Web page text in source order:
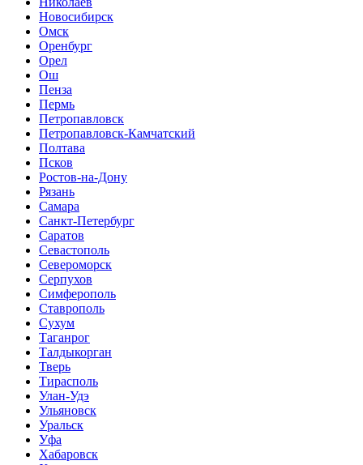
Новосибирск
Омск
Оренбург
Орел
Ош
Пенза
Пермь
Петропавловск
Петропавловск-Камчатский
Полтава
Псков
Ростов-на-Дону
Рязань
Самара
Санкт-Петербург
Саратов
Севастополь
Североморск
Серпухов
Симферополь
Ставрополь
Сухум
Таганрог
Tалдыкорган
Тверь
Тирасполь
Улан-Удэ
Ульяновск
Уральск
Уфа
Хабаровск